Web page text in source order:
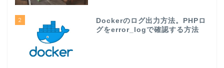
2
Dockerのログ出力方法。PHPロ
グをerror_logで確認する方法